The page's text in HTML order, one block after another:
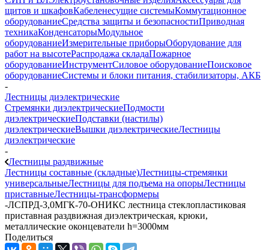
щитов и шкафовКабеленесущие системыКоммутационное
оборудованиеСредства защиты и безопасностиПриводная
техникаКонденсаторыМодульное
оборудованиеИзмерительные приборыОборудование для
работ на высотеРаспродажа складаПожарное
оборудованиеИнструментСиловое оборудованиеПоисковое
оборудованиеСистемы и блоки питания, стабилизаторы, АКБ
-
Лестницы диэлектрические
Стремянки диэлектрическиеПодмости
диэлектрическиеПодставки (настилы)
диэлектрическиеВышки диэлектрическиеЛестницы
диэлектрические
-
Лестницы раздвижные
Лестницы составные (складные)Лестницы-стремянки
универсальныеЛестницы для подъема на опорыЛестницы
приставныеЛестницы-трансформеры
-ЛСПРД-3,0МГК-70-ОНИКС лестница стеклопластиковая
приставная раздвижная диэлектрическая, крюки,
металлические оконцеватели h=3000мм
Поделиться